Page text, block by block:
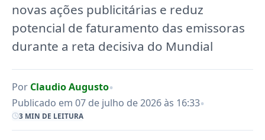
novas ações publicitárias e reduz
potencial de faturamento das emissoras
durante a reta decisiva do Mundial
Por Claudio Augusto•
Publicado em 07 de julho de 2026 às 16:33•
3 MIN DE LEITURA